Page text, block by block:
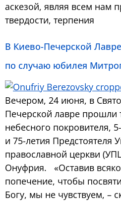
аскезой, являя всем нам
твердости, терпения
В Киево-Печерской
по случаю юбилея
Вечером, 24 июня, в
Печерской лавре прошли
небесного покровителя,
и 75-летия Предстоятеля
православной церкви
Онуфрия. «Оставив
попечение, чтобы
Богу, мы не чувствуем, –